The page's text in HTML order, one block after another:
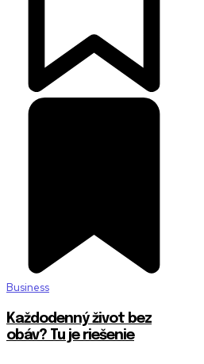
Business
Každodenný život bez
obáv? Tu je riešenie